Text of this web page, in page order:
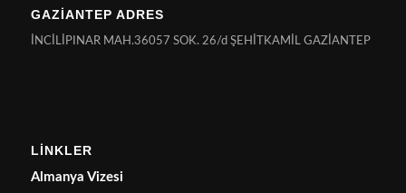
GAZİANTEP ADRES
İNCİLİPINAR MAH.36057 SOK. 26/d ŞEHİTKAMİL GAZİANTEP
LİNKLER
Almanya Vizesi